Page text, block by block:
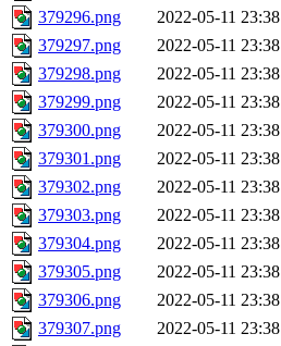
379296.png
2022-05-11 23:38
379297.png
2022-05-11 23:38
379298.png
2022-05-11 23:38
379299.png
2022-05-11 23:38
379300.png
2022-05-11 23:38
379301.png
2022-05-11 23:38
379302.png
2022-05-11 23:38
379303.png
2022-05-11 23:38
379304.png
2022-05-11 23:38
379305.png
2022-05-11 23:38
379306.png
2022-05-11 23:38
379307.png
2022-05-11 23:38